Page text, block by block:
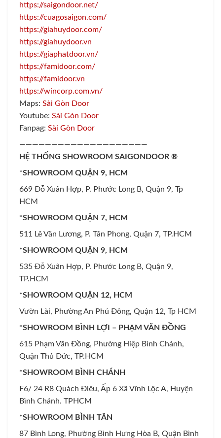
https://saigondoor.net/
https://cuagosaigon.com/
https://giahuydoor.com/
https://giahuydoor.vn
https://giaphatdoor.vn/
https://famidoor.com/
https://famidoor.vn
https://wincorp.com.vn/
Maps: Sài Gòn Door
Youtube: Sài Gòn Door
Fanpag: Sài Gòn Door
————————————————————
HỆ THỐNG SHOWROOM SAIGONDOOR ®
*SHOWROOM QUẬN 9, HCM
669 Đỗ Xuân Hợp, P. Phước Long B, Quận 9, Tp
HCM
*SHOWROOM QUẬN 7, HCM
511 Lê Văn Lương, P. Tân Phong, Quận 7, TP.HCM
*SHOWROOM QUẬN 9, HCM
535 Đỗ Xuân Hợp, P. Phước Long B, Quận 9,
TP.HCM
*SHOWROOM QUẬN 12, HCM
Vườn Lài, Phường An Phú Đông, Quận 12, Tp HCM
*SHOWROOM BÌNH LỢI – PHẠM VĂN ĐỒNG
615 Phạm Văn Đồng, Phường Hiệp Bình Chánh,
Quận Thủ Đức, TP.HCM
*SHOWROOM BÌNH CHÁNH
F6/ 24 R8 Quách Điêu, Ấp 6 Xã Vĩnh Lộc A, Huyện
Bình Chánh. TPHCM
*SHOWROOM BÌNH TÂN
87 Bình Long, Phường Bình Hưng Hòa B, Quận Bình